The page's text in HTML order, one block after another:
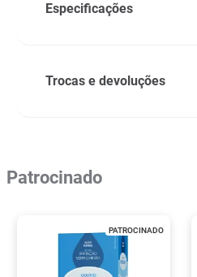
Especificações
Trocas e devoluções
Patrocinado
PATROCINADO